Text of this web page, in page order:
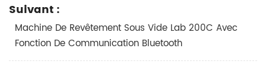
Suivant :
Machine De Revêtement Sous Vide Lab 200C Avec
Fonction De Communication Bluetooth